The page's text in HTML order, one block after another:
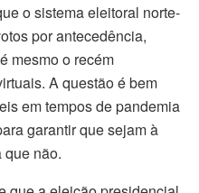
o sistema eleitoral norte-
por antecedência,
mesmo o recém
A questão é bem
em tempos de pandemia
garantir que sejam à
que não.